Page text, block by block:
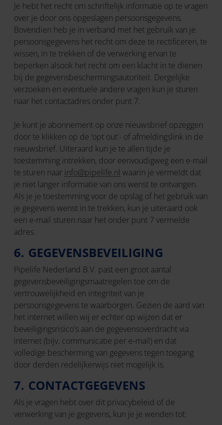
Je hebt het recht om schriftelijk informatie op te vragen
over je door ons opgeslagen persoonsgegevens.
Bovendien heb je in verband met het gebruik van je
persoonsgegevens het recht om deze te rectificeren, te
wissen, in te trekken of de verwerking ervan te
beperken alsook het recht om een klacht in te dienen
bij de gegevensbeschermingsautoriteit. Dergelijke
verzoeken en eventuele andere vragen kun je sturen
naar het contactadres onder punt 7.
Je kunt je abonnement op onze nieuwsbrief opzeggen
door te klikken op de ‘opt out'- of afmeldingslink in de
nieuwsbrief. Uiteraard kun je te allen tijde je
toestemming intrekken, door eenvoudigweg een e-mail
te sturen naar info@pipelife.nl waarin je vermeldt dat
je niet langer informatie van ons wenst te ontvangen.
Als je je toestemming voor de opslag of het gebruik van
je gegevens wenst in te trekken, kun je uiteraard ook
een e-mail sturen naar het onder punt 7 vermelde
adres.
6. GEGEVENSBEVEILIGING
Pipelife Nederland B.V. past een groot aantal
gegevensbeveiligingsmaatregelen toe om de
vertrouwelijkheid en integriteit van je
persoonsgegevens te waarborgen. Gezien de aard van
het internet willen wij er echter op wijzen dat er
beveiligingsrisico's aan de gegevensoverdracht via
internet (bijv. communicatie per e-mail) en dat
volledige bescherming van gegevens tegen toegang
door derden redelijkerwijs niet mogelijk is.
7. CONTACTGEGEVENS
Als je vragen hebt over dit privacybeleid of de
verwerking van je gegevens, kun je je wenden tot: